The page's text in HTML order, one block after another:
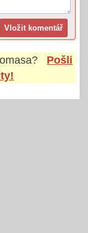
?
Pošli